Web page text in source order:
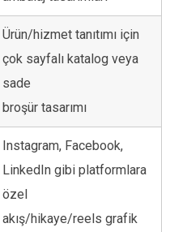
Ürün/hizmet tanıtımı için
çok sayfalı katalog veya
sade
broşür tasarımı
Instagram, Facebook,
LinkedIn gibi platformlara
özel
akış/hikaye/reels grafik